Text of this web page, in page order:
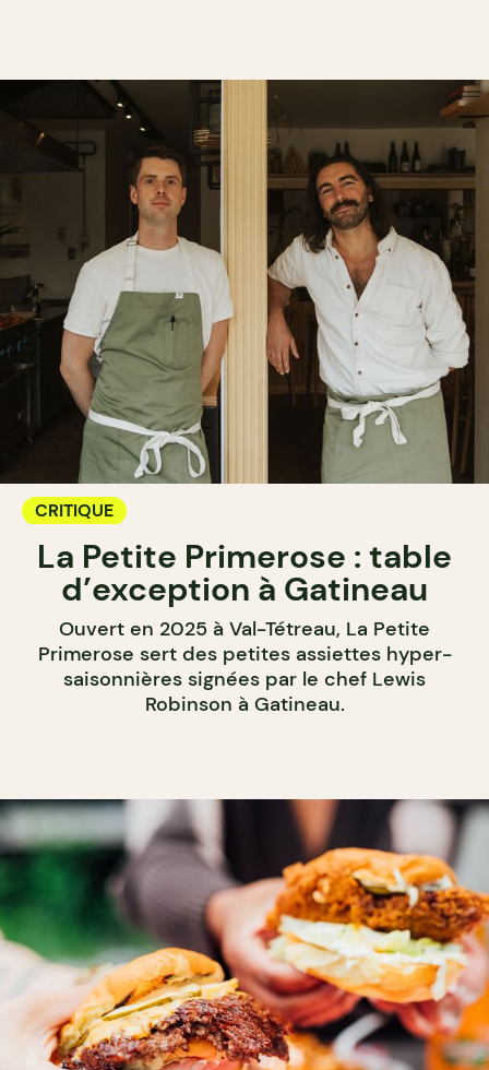
CRITIQUE
La Petite Primerose : table
d’exception à Gatineau
Ouvert en 2025 à Val-Tétreau, La Petite
Primerose sert des petites assiettes hyper-
saisonnières signées par le chef Lewis
Robinson à Gatineau.